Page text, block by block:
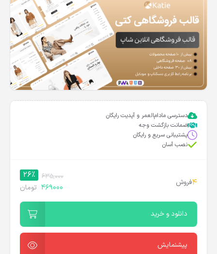
دسترسی مادام‌العمر و آپدیت رایگان
ضمانت بازگشت وجه
پشتیبانی سریع و رایگان
نصب آسان
4فروش
635,000
26%
469000 تومان
دانلود و خرید
پیشنمایش